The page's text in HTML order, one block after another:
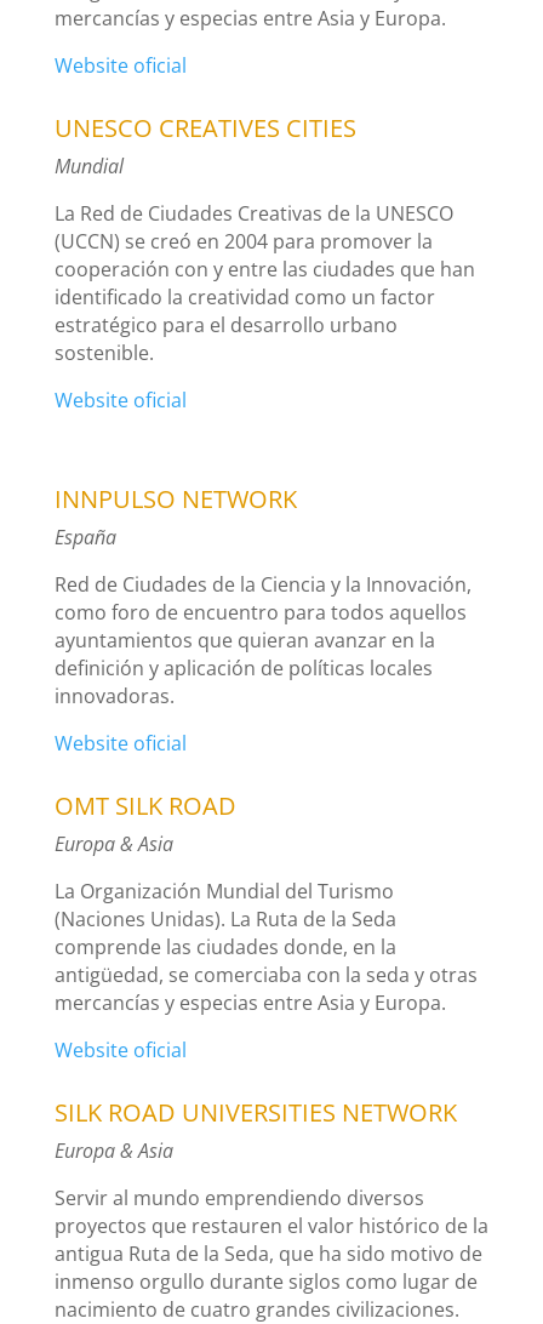
mercancías y especias entre Asia y Europa.
Website oficial
UNESCO CREATIVES CITIES
Mundial
La Red de Ciudades Creativas de la UNESCO
(UCCN) se creó en 2004 para promover la
cooperación con y entre las ciudades que han
identificado la creatividad como un factor
estratégico para el desarrollo urbano
sostenible.
Website oficial
INNPULSO NETWORK
España
Red de Ciudades de la Ciencia y la Innovación,
como foro de encuentro para todos aquellos
ayuntamientos que quieran avanzar en la
definición y aplicación de políticas locales
innovadoras.
Website oficial
OMT SILK ROAD
Europa & Asia
La Organización Mundial del Turismo
(Naciones Unidas). La Ruta de la Seda
comprende las ciudades donde, en la
antigüedad, se comerciaba con la seda y otras
mercancías y especias entre Asia y Europa.
Website oficial
SILK ROAD UNIVERSITIES NETWORK
Europa & Asia
Servir al mundo emprendiendo diversos
proyectos que restauren el valor histórico de la
antigua Ruta de la Seda, que ha sido motivo de
inmenso orgullo durante siglos como lugar de
nacimiento de cuatro grandes civilizaciones.